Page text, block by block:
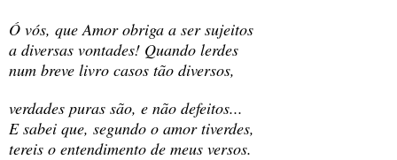
Ó vós, que Amor obriga a ser sujeitos
a diversas vontades! Quando lerdes
num breve livro casos tão diversos,
verdades puras são, e não defeitos...
E sabei que, segundo o amor tiverdes,
tereis o entendimento de meus versos.